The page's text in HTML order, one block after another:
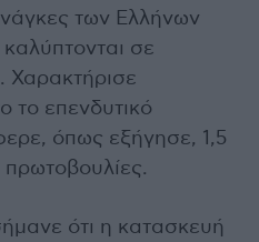
των Ελλήνων
σε
Χαρακτήρισε
το επενδυτικό
όπως εξήγησε, 1,5
πρωτοβουλίες.
ότι η κατασκευή